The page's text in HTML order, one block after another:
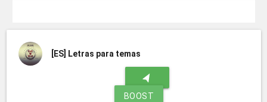
[ES] Letras para temas
navigation
BOOST